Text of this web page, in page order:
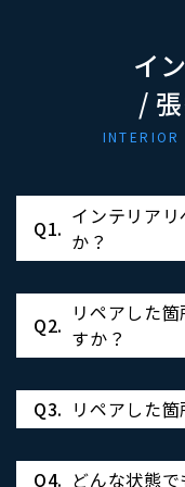
イ
/
INTERIOR
Q1. インテリア
か？
Q2. リペアした
すか？
Q3. リペアした
Q4. どんな状態